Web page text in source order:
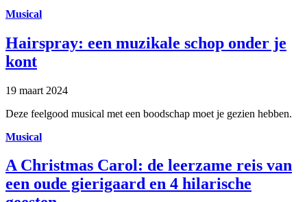
Musical
Hairspray: een muzikale schop onder je
kont
19 maart 2024
Deze feelgood musical met een boodschap moet je gezien hebben.
Musical
A Christmas Carol: de leerzame reis van
een oude gierigaard en 4 hilarische